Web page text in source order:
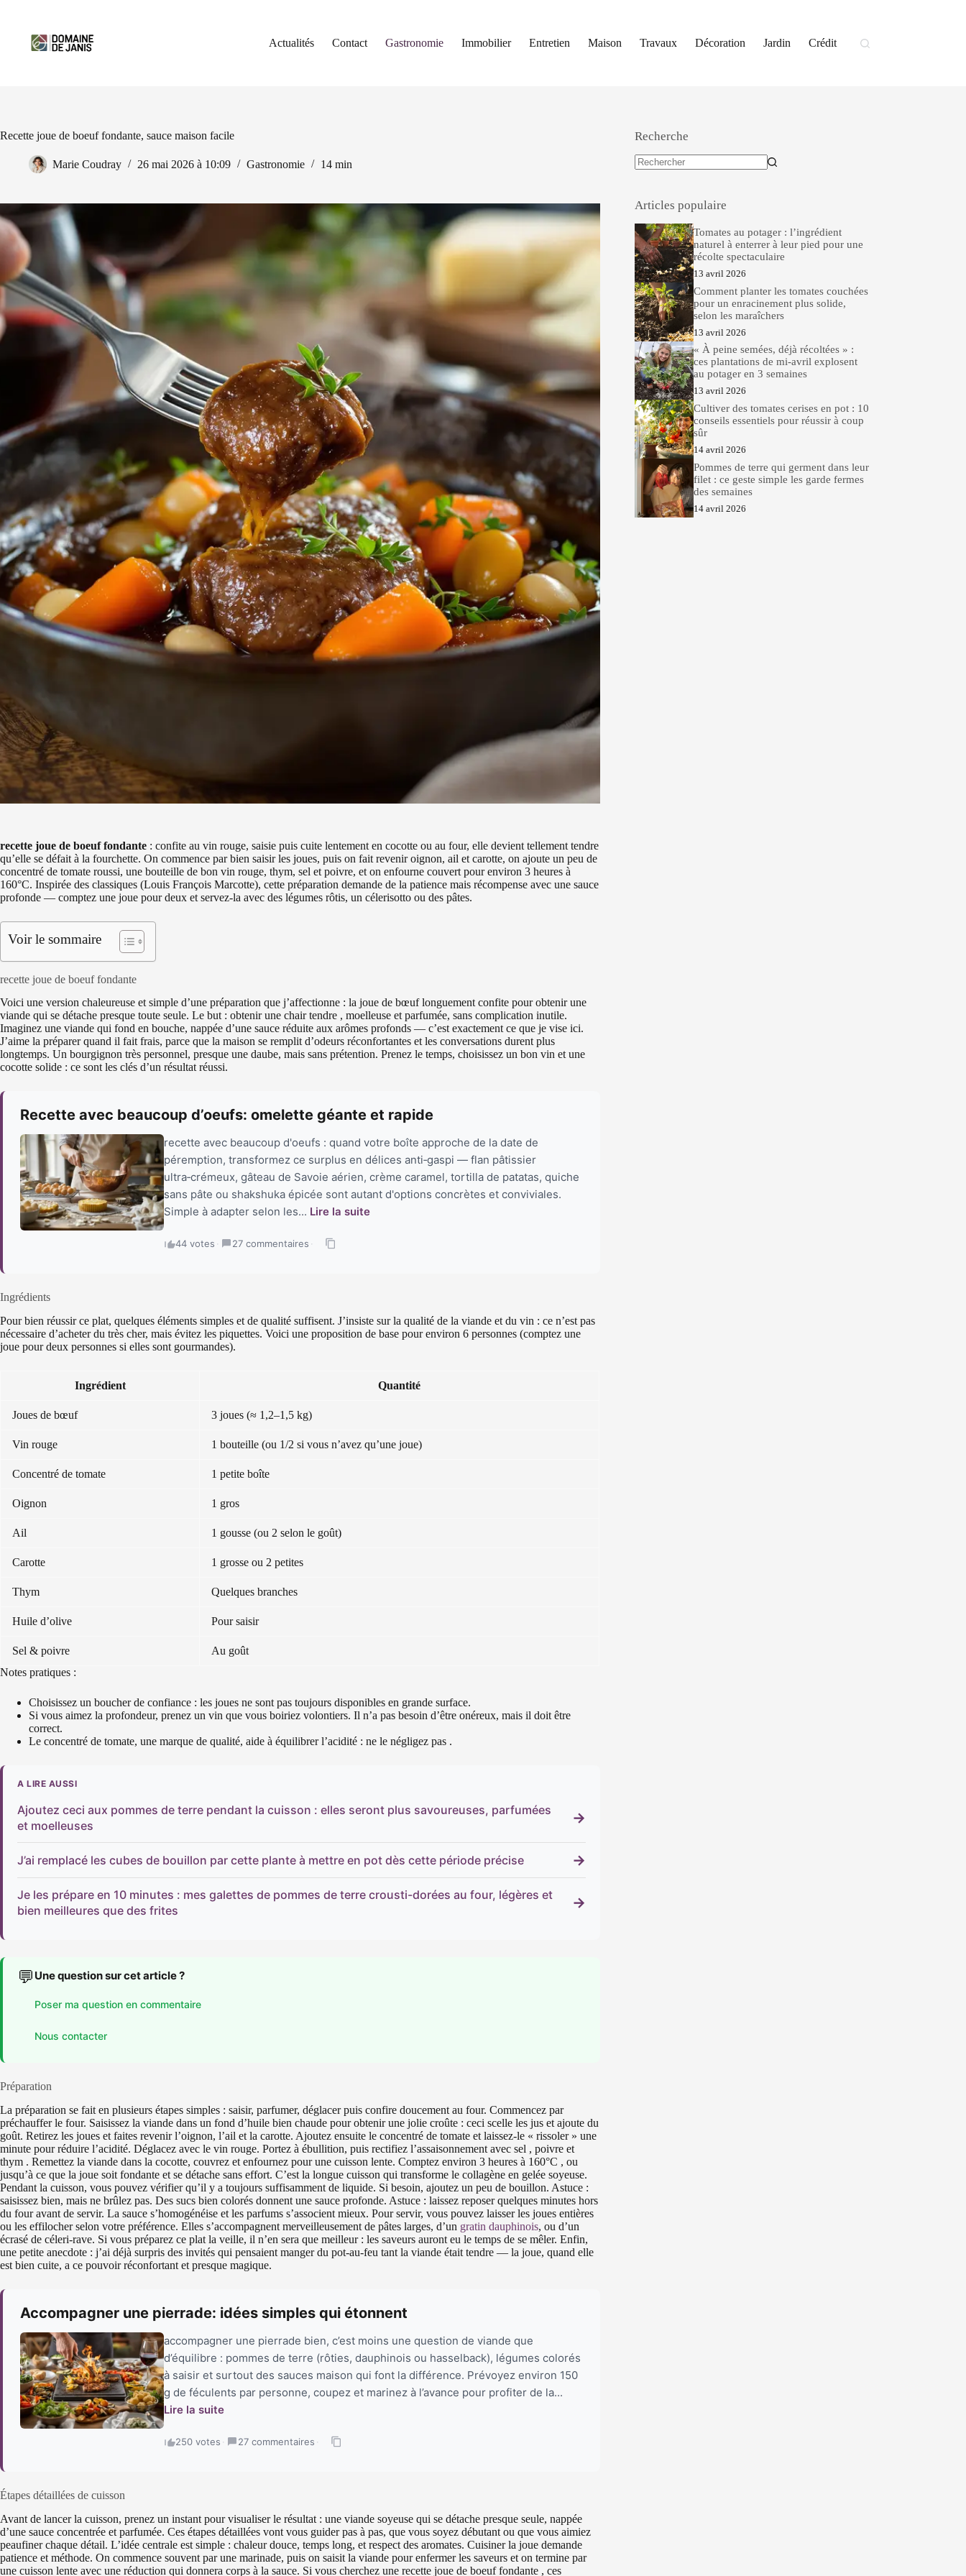
Actualités
Contact Gastronomie Immobilier Entretien Maison Travaux Décoration Jardin Crédit
Recette joue de boeuf fondante, sauce maison facile
Marie Coudray 26 mai 2026 à 10:09 Gastronomie 14 min
recette joue de boeuf fondante : confite au vin rouge, saisie puis cuite lentement en cocotte ou au four, elle devient tellement tendre
qu’elle se défait à la fourchette. On commence par bien saisir les joues, puis on fait revenir oignon, ail et carotte, on ajoute un peu de
concentré de tomate roussi, une bouteille de bon vin rouge, thym, sel et poivre, et on enfourne couvert pour environ 3 heures à
160°C. Inspirée des classiques (Louis François Marcotte), cette préparation demande de la patience mais récompense avec une sauce
profonde — comptez une joue pour deux et servez-la avec des légumes rôtis, un célerisotto ou des pâtes.
Voir le sommaire
recette joue de boeuf fondante
Voici une version chaleureuse et simple d’une préparation que j’affectionne : la joue de bœuf longuement confite pour obtenir une
viande qui se détache presque toute seule. Le but : obtenir une chair tendre , moelleuse et parfumée, sans complication inutile.
Imaginez une viande qui fond en bouche, nappée d’une sauce réduite aux arômes profonds — c’est exactement ce que je vise ici.
J’aime la préparer quand il fait frais, parce que la maison se remplit d’odeurs réconfortantes et les conversations durent plus
longtemps. Un bourgignon très personnel, presque une daube, mais sans prétention. Prenez le temps, choisissez un bon vin et une
cocotte solide : ce sont les clés d’un résultat réussi.
Recette avec beaucoup d’oeufs: omelette géante et rapide
recette avec beaucoup d'oeufs : quand votre boîte approche de la date de
péremption, transformez ce surplus en délices anti‑gaspi — flan pâtissier
ultra‑crémeux, gâteau de Savoie aérien, crème caramel, tortilla de patatas, quiche
sans pâte ou shakshuka épicée sont autant d'options concrètes et conviviales.
Simple à adapter selon les... Lire la suite
44 votes · 27 commentaires ·
Ingrédients
Pour bien réussir ce plat, quelques éléments simples et de qualité suffisent. J’insiste sur la qualité de la viande et du vin : ce n’est pas
nécessaire d’acheter du très cher, mais évitez les piquettes. Voici une proposition de base pour environ 6 personnes (comptez une
joue pour deux personnes si elles sont gourmandes).
Ingrédient Quantité
Joues de bœuf 3 joues (≈ 1,2–1,5 kg)
Vin rouge 1 bouteille (ou 1/2 si vous n’avez qu’une joue)
Concentré de tomate 1 petite boîte
Oignon 1 gros
Ail 1 gousse (ou 2 selon le goût)
Carotte 1 grosse ou 2 petites
Thym Quelques branches
Huile d’olive Pour saisir
Sel & poivre
Au goût
Notes pratiques :
Choisissez un boucher de confiance : les joues ne sont pas toujours disponibles en grande surface.
Si vous aimez la profondeur, prenez un vin que vous boiriez volontiers. Il n’a pas besoin d’être onéreux, mais il doit être
correct.
Le concentré de tomate, une marque de qualité, aide à équilibrer l’acidité : ne le négligez pas .
A LIRE AUSSI
Ajoutez ceci aux pommes de terre pendant la cuisson : elles seront plus savoureuses, parfumées
et moelleuses
→
J’ai remplacé les cubes de bouillon par cette plante à mettre en pot dès cette période précise →
Je les prépare en 10 minutes : mes galettes de pommes de terre crousti-dorées au four, légères et
bien meilleures que des frites
→
💬 Une question sur cet article ?
Poser ma question en commentaire
Nous contacter
Préparation
La préparation se fait en plusieurs étapes simples : saisir, parfumer, déglacer puis confire doucement au four. Commencez par
préchauffer le four. Saisissez la viande dans un fond d’huile bien chaude pour obtenir une jolie croûte : ceci scelle les jus et ajoute du
goût. Retirez les joues et faites revenir l’oignon, l’ail et la carotte. Ajoutez ensuite le concentré de tomate et laissez-le « rissoler » une
minute pour réduire l’acidité. Déglacez avec le vin rouge. Portez à ébullition, puis rectifiez l’assaisonnement avec sel , poivre et
thym . Remettez la viande dans la cocotte, couvrez et enfournez pour une cuisson lente. Comptez environ 3 heures à 160°C , ou
jusqu’à ce que la joue soit fondante et se détache sans effort. C’est la longue cuisson qui transforme le collagène en gelée soyeuse.
Pendant la cuisson, vous pouvez vérifier qu’il y a toujours suffisamment de liquide. Si besoin, ajoutez un peu de bouillon. Astuce :
saisissez bien, mais ne brûlez pas. Des sucs bien colorés donnent une sauce profonde. Astuce : laissez reposer quelques minutes hors
du four avant de servir. La sauce s’homogénéise et les parfums s’associent mieux. Pour servir, vous pouvez laisser les joues entières
ou les effilocher selon votre préférence. Elles s’accompagnent merveilleusement de pâtes larges, d’un gratin dauphinois, ou d’un
écrasé de céleri-rave. Si vous préparez ce plat la veille, il n’en sera que meilleur : les saveurs auront eu le temps de se mêler. Enfin,
une petite anecdote : j’ai déjà surpris des invités qui pensaient manger du pot-au-feu tant la viande était tendre — la joue, quand elle
est bien cuite, a ce pouvoir réconfortant et presque magique.
Accompagner une pierrade: idées simples qui étonnent
accompagner une pierrade bien, c’est moins une question de viande que
d’équilibre : pommes de terre (rôties, dauphinois ou hasselback), légumes colorés
à saisir et surtout des sauces maison qui font la différence. Prévoyez environ 150
g de féculents par personne, coupez et marinez à l’avance pour profiter de la...
Lire la suite
250 votes · 27 commentaires ·
Étapes détaillées de cuisson
Avant de lancer la cuisson, prenez un instant pour visualiser le résultat : une viande soyeuse qui se détache presque seule, nappée
d’une sauce concentrée et parfumée. Ces étapes détaillées vont vous guider pas à pas, que vous soyez débutant ou que vous aimiez
peaufiner chaque détail. L’idée centrale est simple : chaleur douce, temps long, et respect des aromates. Cuisiner la joue demande
patience et méthode. On commence souvent par une marinade, puis on saisit la viande pour enfermer les saveurs et on termine par
une cuisson lente avec une réduction qui donnera corps à la sauce. Si vous cherchez une recette joue de boeuf fondante , ces
Recherche
Articles populaire
Tomates au potager : l’ingrédient
naturel à enterrer à leur pied pour une
récolte spectaculaire
13 avril 2026
Comment planter les tomates couchées
pour un enracinement plus solide,
selon les maraîchers
13 avril 2026
« À peine semées, déjà récoltées » :
ces plantations de mi-avril explosent
au potager en 3 semaines
13 avril 2026
Cultiver des tomates cerises en pot : 10
conseils essentiels pour réussir à coup
sûr
14 avril 2026
Pommes de terre qui germent dans leur
filet : ce geste simple les garde fermes
des semaines
14 avril 2026